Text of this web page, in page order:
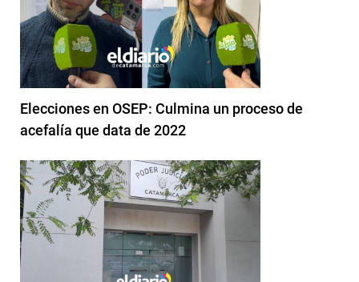
Elecciones en OSEP: Culmina un proceso de
acefalía que data de 2022